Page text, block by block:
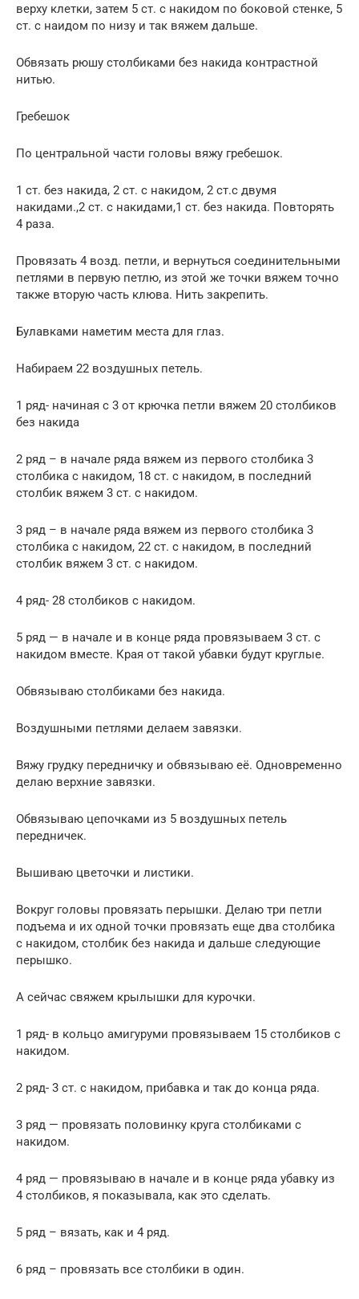
верху клетки, затем 5 ст. с накидом по боковой стенке, 5
ст. с наидом по низу и так вяжем дальше.
Обвязать рюшу столбиками без накида контрастной
нитью.
Гребешок
По центральной части головы вяжу гребешок.
1 ст. без накида, 2 ст. с накидом, 2 ст.с двумя
накидами.,2 ст. с накидами,1 ст. без накида. Повторять
4 раза.
Провязать 4 возд. петли, и вернуться соединительными
петлями в первую петлю, из этой же точки вяжем точно
также вторую часть клюва. Нить закрепить.
Булавками наметим места для глаз.
Набираем 22 воздушных петель.
1 ряд- начиная с 3 от крючка петли вяжем 20 столбиков
без накида
2 ряд – в начале ряда вяжем из первого столбика 3
столбика с накидом, 18 ст. с накидом, в последний
столбик вяжем 3 ст. с накидом.
3 ряд – в начале ряда вяжем из первого столбика 3
столбика с накидом, 22 ст. с накидом, в последний
столбик вяжем 3 ст. с накидом.
4 ряд- 28 столбиков с накидом.
5 ряд — в начале и в конце ряда провязываем 3 ст. с
накидом вместе. Края от такой убавки будут круглые.
Обвязываю столбиками без накида.
Воздушными петлями делаем завязки.
Вяжу грудку передничку и обвязываю её. Одновременно
делаю верхние завязки.
Обвязываю цепочками из 5 воздушных петель
передничек.
Вышиваю цветочки и листики.
Вокруг головы провязать перышки. Делаю три петли
подъема и их одной точки провязать еще два столбика
с накидом, столбик без накида и дальше следующие
перышко.
А сейчас свяжем крылышки для курочки.
1 ряд- в кольцо амигуруми провязываем 15 столбиков с
накидом.
2 ряд- 3 ст. с накидом, прибавка и так до конца ряда.
3 ряд — провязать половинку круга столбиками с
накидом.
4 ряд — провязываю в начале и в конце ряда убавку из
4 столбиков, я показывала, как это сделать.
5 ряд – вязать, как и 4 ряд.
6 ряд – провязать все столбики в один.